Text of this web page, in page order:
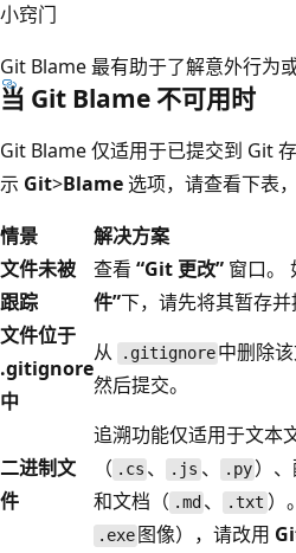
小窍门
Git Blame 最有助于了解意外行为
当 Git Blame 不可用时
Git Blame 仅适用于已提交到 Git
示 Git>Blame选项，请查看下表
情景
解决方案
文件未被
跟踪
查看 “Git 更改” 窗口。
件”下，请先将其暂存并
文件位于
.gitignore
中
从 .gitignore 中删除
然后提交。
二进制文
件
追溯功能仅适用于文本
（ .cs 、 .js 、 .py ）
和文档（ .md 、 .txt ）
.exe 图像），请改用